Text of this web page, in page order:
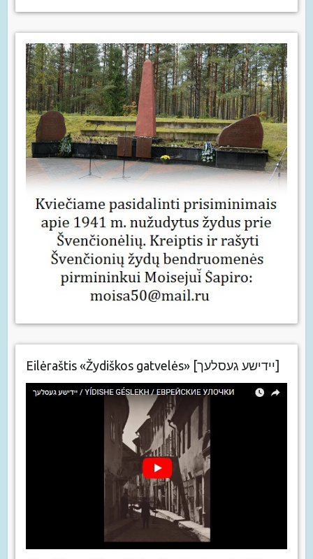
Eilėraštis «Žydiškos gatvelės» [יידישע געסלעך]